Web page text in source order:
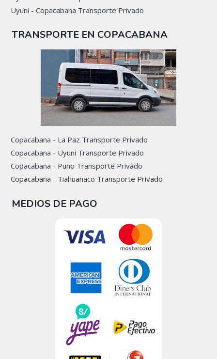
Uyuni - Copacabana Transporte Privado
TRANSPORTE EN COPACABANA
Copacabana - La Paz Transporte Privado
Copacabana - Uyuni Transporte Privado
Copacabana - Puno Transporte Privado
Copacabana - Tiahuanaco Transporte Privado
MEDIOS DE PAGO